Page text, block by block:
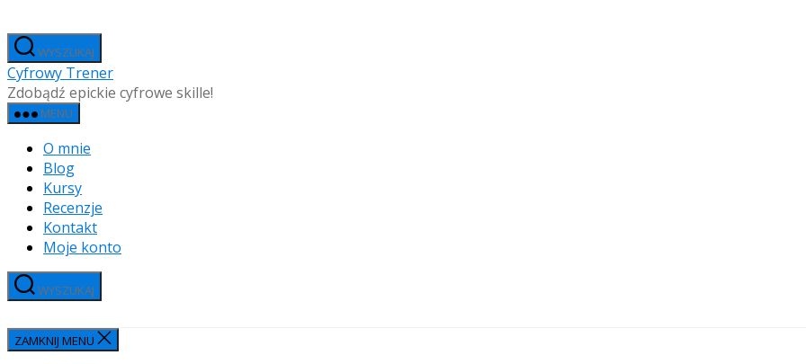
do
treściWYSZUKAJ
Cyfrowy Trener
Zdobądź epickie cyfrowe skille!
MENU
O mnie
Blog
Kursy
Recenzje
Kontakt
Moje konto
WYSZUKAJ
ZAMKNIJ MENU